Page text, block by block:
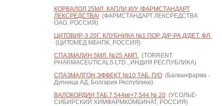
КОРВАЛОЛ 25МЛ. КАПЛИ И/У /ФАРМСТАНДАРТ
ЛЕКСРЕДСТВА/(ФАРМСТАНДАРТ ЛЕКСРЕДСТВА
ОАО, РОССИЯ)
ЦИТОВИР-3 20Г. КЛУБНИКА №1 ПОР. Д/Р-РА Д/ДЕТ. ФЛ.
(ЦИТОМЕД МБНПК, РОССИЯ)
СПАЗМАЛИН 5МЛ. №25 АМП.(TORRENT
PHARMACEUTICALS LTD., ИНДИЯ РЕСПУБЛИКА)
СПАЗМАЛГОН ЭФФЕКТ №10 ТАБ. П/О(Балканфарма -
Дупница АД, Болгария Республика)
ВАЛОКОРДИН ТАБ.7,544мг+7,544 № 20(УСОЛЬЕ-
СИБИРСКИЙ ХИМФАРМКОМБИНАТ, РОССИЯ)